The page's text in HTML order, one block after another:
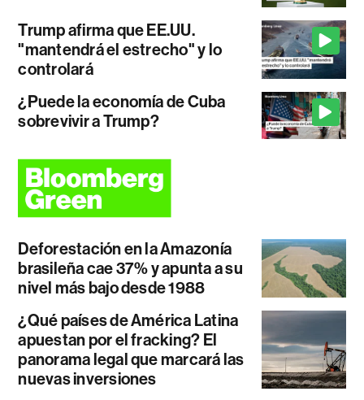
Trump afirma que EE.UU.
"mantendrá el estrecho" y lo
controlará
¿Puede la economía de Cuba
sobrevivir a Trump?
Deforestación en la Amazonía
brasileña cae 37% y apunta a su
nivel más bajo desde 1988
¿Qué países de América Latina
apuestan por el fracking? El
panorama legal que marcará las
nuevas inversiones